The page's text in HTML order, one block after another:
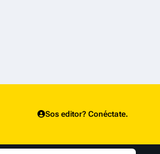
Sos editor? Conéctate.